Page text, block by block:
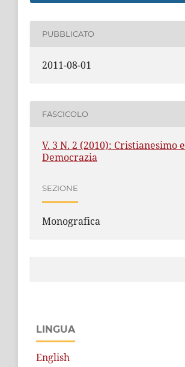
PUBBLICATO
2011-08-01
FASCICOLO
V. 3 N. 2 (2010): Cristianesimo e
Democrazia
SEZIONE
Monografica
LINGUA
English